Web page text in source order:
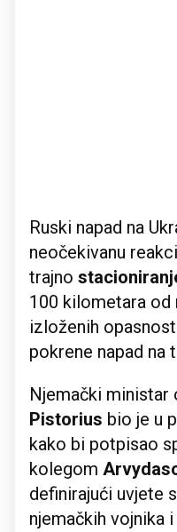
Ruski napad na
neočekivanu
trajno
100 kilometara od
izloženih
pokrene napad na
Njemački ministar
Pistorius bio je u
kako bi potpisao
kolegom
definirajući uvjete
njemačkih vojnika